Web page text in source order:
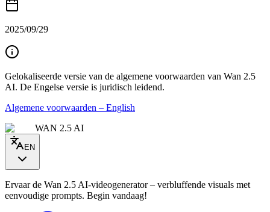
2025/09/29
Gelokaliseerde versie van de algemene voorwaarden van Wan 2.5
AI. De Engelse versie is juridisch leidend.
Algemene voorwaarden – English
WAN 2.5 AI
EN
Ervaar de Wan 2.5 AI‑videogenerator – verbluffende visuals met
eenvoudige prompts. Begin vandaag!